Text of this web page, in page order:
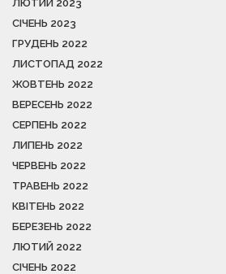
ЛЮТИЙ 2023
СІЧЕНЬ 2023
ГРУДЕНЬ 2022
ЛИСТОПАД 2022
ЖОВТЕНЬ 2022
ВЕРЕСЕНЬ 2022
СЕРПЕНЬ 2022
ЛИПЕНЬ 2022
ЧЕРВЕНЬ 2022
ТРАВЕНЬ 2022
КВІТЕНЬ 2022
БЕРЕЗЕНЬ 2022
ЛЮТИЙ 2022
СІЧЕНЬ 2022